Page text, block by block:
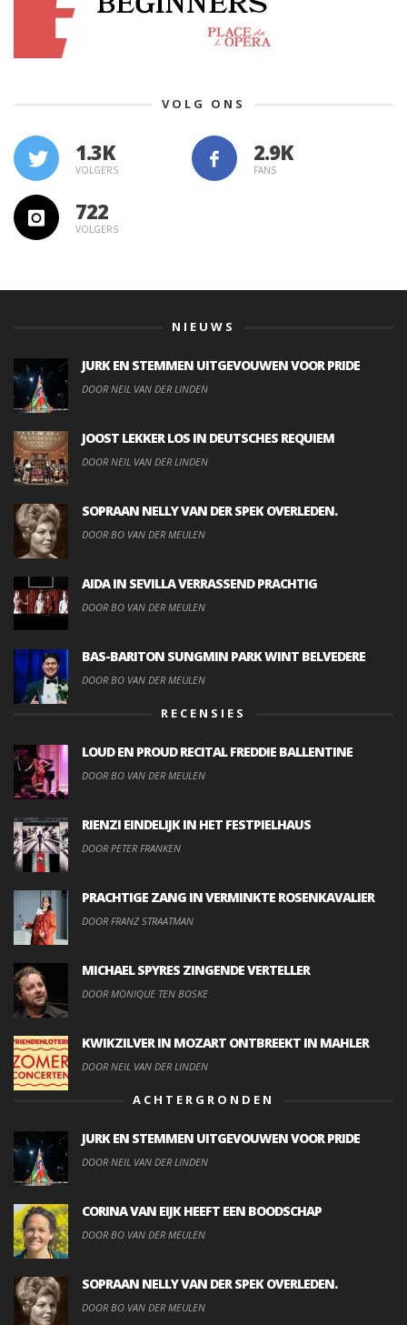
VOLG ONS
1.3K
VOLGERS FANS
722
VOLGERS
NIEUWS
JURK EN STEMMEN UITGEVOUWEN VOOR PRIDE
DOOR NEIL VAN DER LINDEN
JOOST LEKKER LOS IN DEUTSCHES REQUIEM
DOOR NEIL VAN DER LINDEN
SOPRAAN NELLY VAN DER SPEK OVERLEDEN.
DOOR BO VAN DER MEULEN
AIDA IN SEVILLA VERRASSEND PRACHTIG
DOOR BO VAN DER MEULEN
BAS-BARITON SUNGMIN PARK WINT BELVEDERE
DOOR BO VAN DER MEULEN
RECENSIES
LOUD EN PROUD RECITAL FREDDIE BALLENTINE
DOOR BO VAN DER MEULEN
RIENZI EINDELIJK IN HET FESTPIELHAUS
DOOR PETER FRANKEN
PRACHTIGE ZANG IN VERMINKTE ROSENKAVALIER
DOOR FRANZ STRAATMAN
MICHAEL SPYRES ZINGENDE VERTELLER
DOOR MONIQUE TEN BOSKE
KWIKZILVER IN MOZART ONTBREEKT IN MAHLER
DOOR NEIL VAN DER LINDEN
ACHTERGRONDEN
JURK EN STEMMEN UITGEVOUWEN VOOR PRIDE
DOOR NEIL VAN DER LINDEN
CORINA VAN EIJK HEEFT EEN BOODSCHAP
DOOR BO VAN DER MEULEN
SOPRAAN NELLY VAN DER SPEK OVERLEDEN.
DOOR BO VAN DER MEULEN